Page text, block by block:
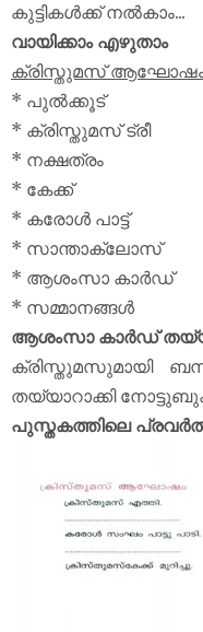
കുട്ടികൾക്ക് നൽകാം...
വായിക്കാം എഴുതാം
ക്രിസ്തുമസ്
* പുൽക്കൂട്
* ക്രിസ്തുമസ് ട്രീ
* നക്ഷത്രം
* കേക്ക്
* കരോൾ പാട്ട്
* സാന്താക്ലോസ്
* ആശംസാ കാർഡ്
* സമ്മാനങ്ങൾ
ആശംസാ കാർഡ്
ക്രിസ്തുമസുമായി
തയ്യാറാക്കി
പുസ്തകത്തിലെ